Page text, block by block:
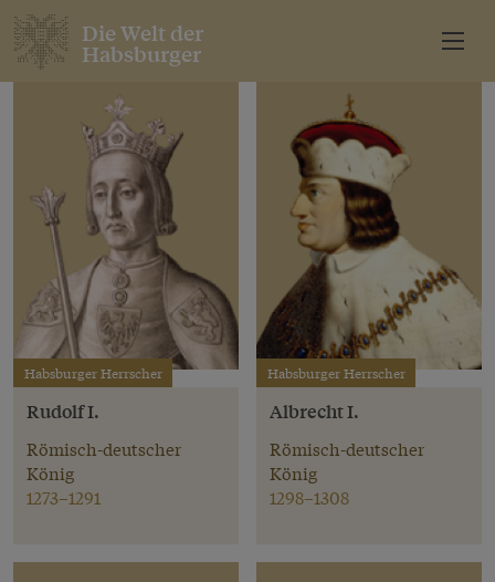
Die Welt der
Habsburger
Habsburger Herrscher
Rudolf I.
Römisch-deutscher
König
1273–1291
Habsburger Herrscher
Albrecht I.
Römisch-deutscher
König
1298–1308